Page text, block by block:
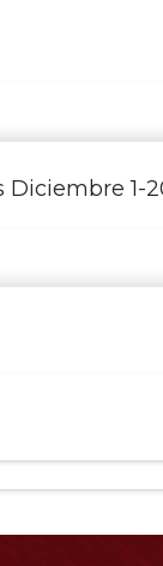
Diciembre 1-